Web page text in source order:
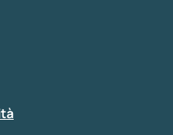
segnalazione